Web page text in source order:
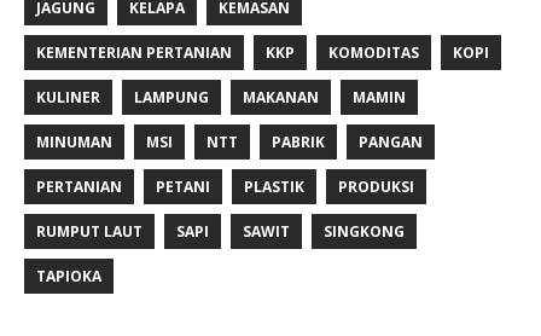
JAGUNG KELAPA KEMASAN
KEMENTERIAN PERTANIAN KKP KOMODITAS KOPI
KULINER LAMPUNG MAKANAN MAMIN
MINUMAN MSI NTT PABRIK PANGAN
PERTANIAN PETANI PLASTIK PRODUKSI
RUMPUT LAUT SAPI SAWIT SINGKONG
TAPIOKA